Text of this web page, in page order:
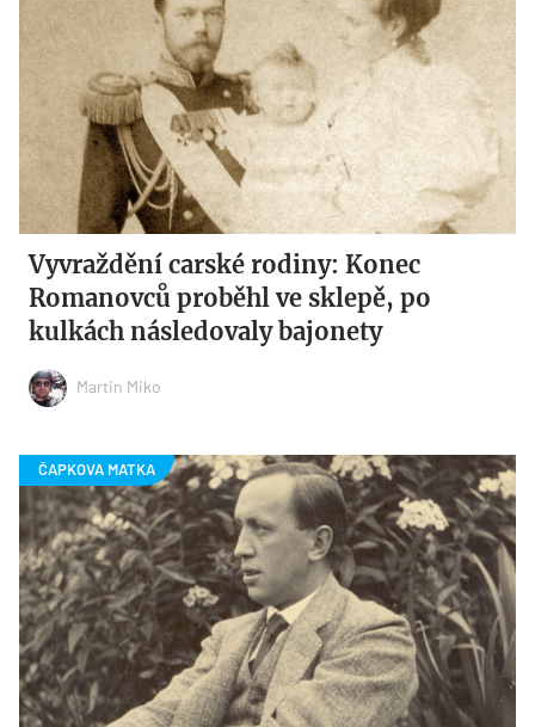
Vyvraždění carské rodiny: Konec
Romanovců proběhl ve sklepě, po
kulkách následovaly bajonety
Martin Miko